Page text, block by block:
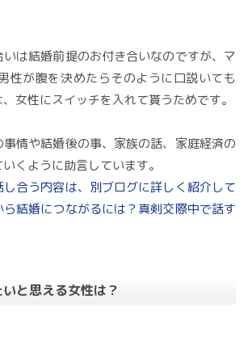
は結婚前提のお付き合いなのですが、マ
性が腹を決めたらそのように口説いても
女性にスイッチを入れて貰うためです。
情や結婚後の事、家族の話、家庭経済の
くように助言しています。
合う内容は、別ブログに詳しく紹介して
結婚につながるには？真剣交際中で話す
と思える女性は？